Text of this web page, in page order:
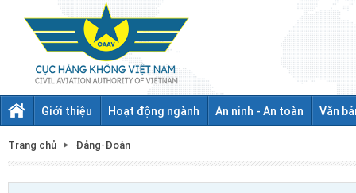
Giới thiệu Hoạt động ngành An ninh - An toàn Văn
Trang chủ Đảng-Đoàn